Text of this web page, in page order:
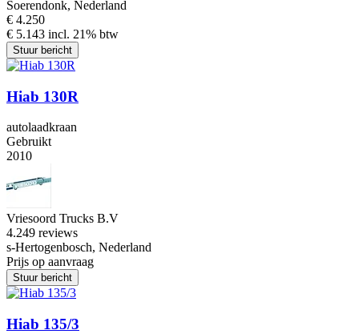
Soerendonk, Nederland
€ 4.250
€ 5.143 incl. 21% btw
Stuur bericht
Hiab 130R
autolaadkraan
Gebruikt
2010
Vriesoord Trucks B.V
4.249 reviews
s-Hertogenbosch, Nederland
Prijs op aanvraag
Stuur bericht
Hiab 135/3